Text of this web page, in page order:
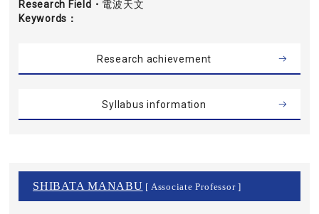
Research Field・
Keywords
電波天文
Research achievement
Syllabus information
SHIBATA MANABU [ Associate Professor ]